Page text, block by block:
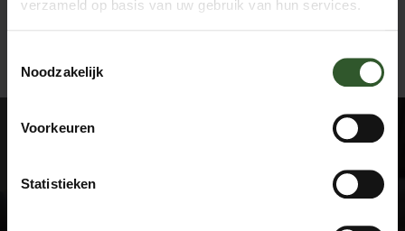
verzameld op basis van uw gebruik van hun services.
Noodzakelijk
Voorkeuren
Statistieken